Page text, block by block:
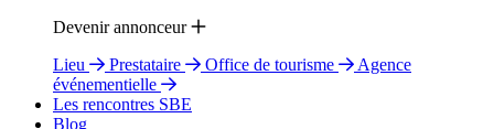
Devenir annonceur
Lieu
Prestataire Office de tourisme
Agence
événementielle
Les rencontres SBE
Blog